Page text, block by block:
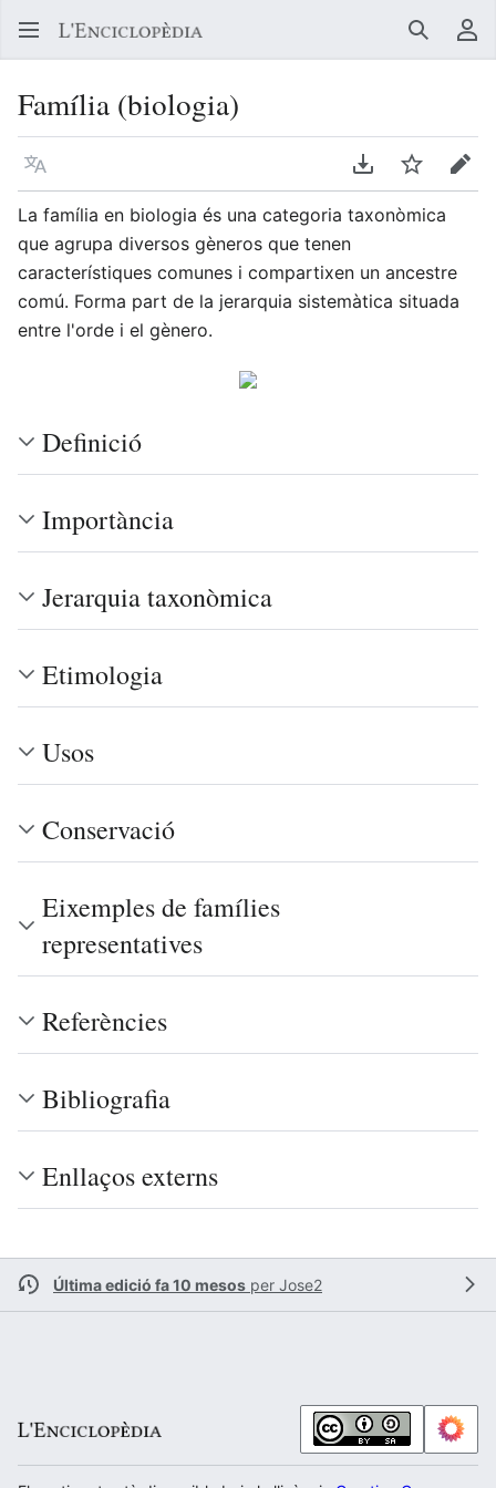
Buscar
Família (biologia)
Llegir en un atre idioma Descarregar en
Vigilar
La família en biologia és una categoria taxonòmica
que agrupa diversos gèneros que tenen
característiques comunes i compartixen un ancestre
comú. Forma part de la jerarquia sistemàtica situada
entre l'orde i el gènero.
Definició
Importància
Jerarquia taxonòmica
Etimologia
Usos
Conservació
Eixemples de famílies
representatives
Referències
Bibliografia
Enllaços externs
Última edició fa 10 mesos per Jose2